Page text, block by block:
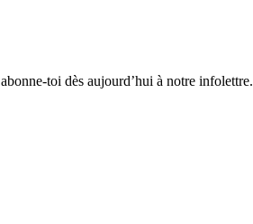
toi dès aujourd’hui à notre infolettre.